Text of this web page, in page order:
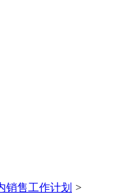
销售工作计划 >